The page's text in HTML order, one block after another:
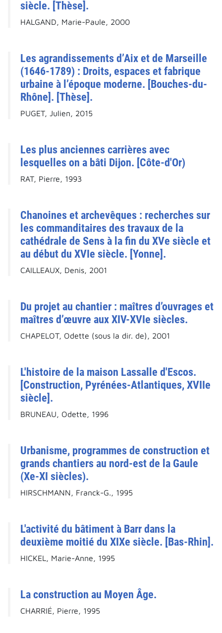
siècle. [Thèse].
HALGAND, Marie-Paule, 2000
Les agrandissements d’Aix et de Marseille
(1646-1789) : Droits, espaces et fabrique
urbaine à l’époque moderne. [Bouches-du-
Rhône]. [Thèse].
PUGET, Julien, 2015
Les plus anciennes carrières avec
lesquelles on a bâti Dijon. [Côte-d'Or)
RAT, Pierre, 1993
Chanoines et archevêques : recherches sur
les commanditaires des travaux de la
cathédrale de Sens à la fin du XVe siècle et
au début du XVIe siècle. [Yonne].
CAILLEAUX, Denis, 2001
Du projet au chantier : maîtres d’ouvrages et
maîtres d’œuvre aux XIV-XVIe siècles.
CHAPELOT, Odette (sous la dir. de), 2001
L'histoire de la maison Lassalle d'Escos.
[Construction, Pyrénées-Atlantiques, XVIIe
siècle].
BRUNEAU, Odette, 1996
Urbanisme, programmes de construction et
grands chantiers au nord-est de la Gaule
(Xe-XI siècles).
HIRSCHMANN, Franck-G., 1995
L'activité du bâtiment à Barr dans la
deuxième moitié du XIXe siècle. [Bas-Rhin].
HICKEL, Marie-Anne, 1995
La construction au Moyen Âge.
CHARRIÉ, Pierre, 1995